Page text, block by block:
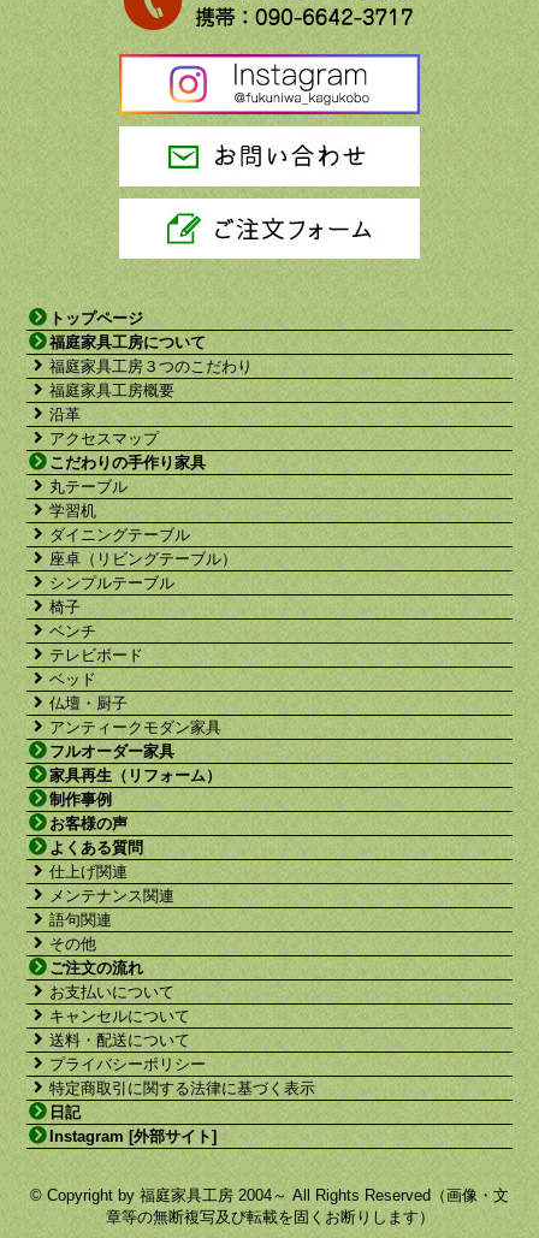
トップページ
福庭家具工房について
福庭家具工房３つのこだわり
福庭家具工房概要
沿革
アクセスマップ
こだわりの手作り家具
丸テーブル
学習机
ダイニングテーブル
座卓（リビングテーブル）
シンプルテーブル
椅子
ベンチ
テレビボード
ベッド
仏壇・厨子
アンティークモダン家具
フルオーダー家具
家具再生（リフォーム）
制作事例
お客様の声
よくある質問
仕上げ関連
メンテナンス関連
語句関連
その他
ご注文の流れ
お支払いについて
キャンセルについて
送料・配送について
プライバシーポリシー
特定商取引に関する法律に基づく表示
日記
Instagram [外部サイト]
© Copyright by 福庭家具工房 2004～ All Rights Reserved（画像・文
章等の無断複写及び転載を固くお断りします）